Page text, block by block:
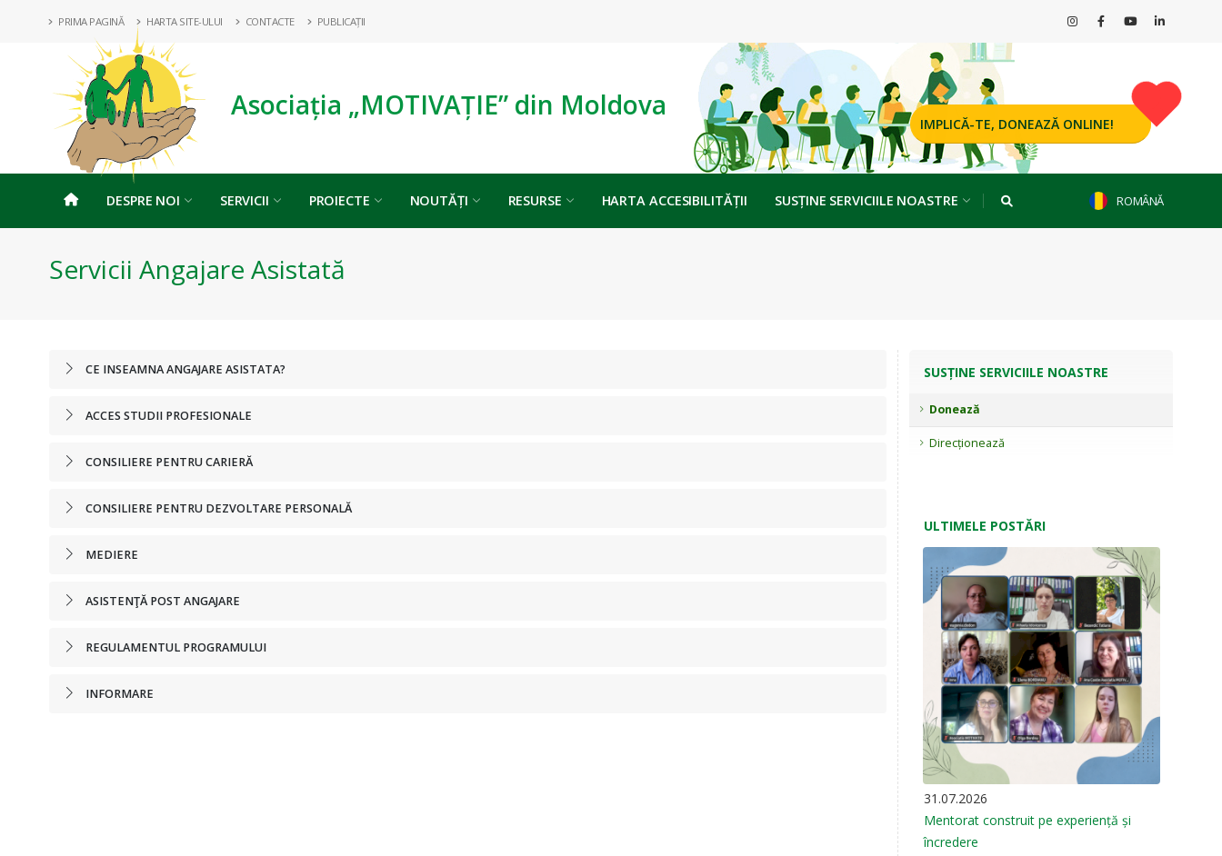
PRIMA PAGINĂ HARTA SITE-ULUI CONTACTE PUBLICAȚII
Asociația „MOTIVAȚIE” din Moldova
IMPLICĂ-TE, DONEAZĂ ONLINE!
DESPRE NOI SERVICII PROIECTE NOUTĂȚI RESURSE HARTA ACCESIBILITĂȚII SUSȚINE SERVICIILE NOASTRE ROMÂNĂ
Servicii Angajare Asistată
CE INSEAMNA ANGAJARE ASISTATA?
ACCES STUDII PROFESIONALE
CONSILIERE PENTRU CARIERĂ
CONSILIERE PENTRU DEZVOLTARE PERSONALĂ
MEDIERE
ASISTENŢĂ POST ANGAJARE
REGULAMENTUL PROGRAMULUI
INFORMARE
SUSȚINE SERVICIILE NOASTRE
Donează
Direcționează
ULTIMELE POSTĂRI
31.07.2026
Mentorat construit pe experiență și
încredere